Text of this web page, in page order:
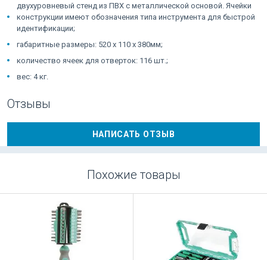
двухуровневый стенд из ПВХ с металлической основой. Ячейки
конструкции имеют обозначения типа инструмента для быстрой
идентификации;
габаритные размеры: 520 x 110 x 380мм;
количество ячеек для отверток: 116 шт.;
вес: 4 кг.
Отзывы
НАПИСАТЬ ОТЗЫВ
Похожие товары